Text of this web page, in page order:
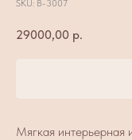
SKU: B-3007
29000,00 р.
Мягкая